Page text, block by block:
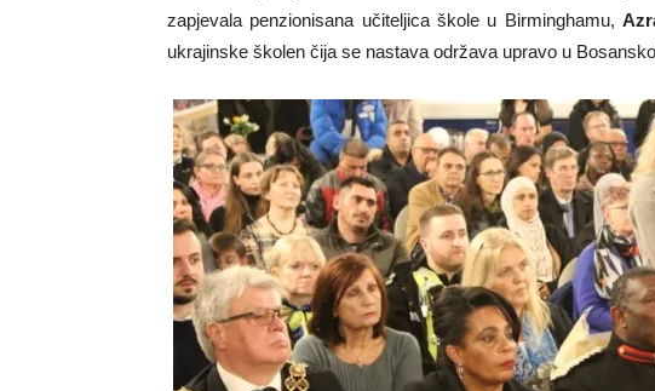
zapjevala penzionisana učiteljica škole u Birminghamu,
ukrajinske školen čija se nastava održava upravo u